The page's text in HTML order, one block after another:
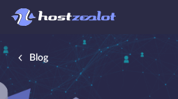
Blog